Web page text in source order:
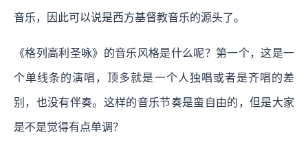
音乐，因此可以说是西方基督教音乐的源头了。
《格列高利圣咏》的音乐风格是什么呢？第一个，这是一
个单线条的演唱，顶多就是一个人独唱或者是齐唱的差
别，也没有伴奏。这样的音乐节奏是蛮自由的，但是大家
是不是觉得有点单调？